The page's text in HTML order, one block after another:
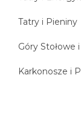
Tatry i Pieniny
Góry Stołowe
Karkonosze i